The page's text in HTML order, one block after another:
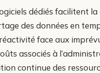
dédiés facilitent
des données en
face aux
associés à
continue des